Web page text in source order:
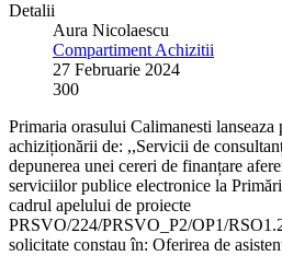
Detalii
Aura Nicolaescu
Compartiment Achizitii
27 Februarie 2024
300
Primaria orasului Calimanesti lanseaza
achiziționării de: ,,Servicii de
depunerea unei cereri de finanțare
serviciilor publice electronice la
cadrul apelului de proiecte
PRSVO/224/PRSVO_P2/OP1/
solicitate constau în: Oferirea de